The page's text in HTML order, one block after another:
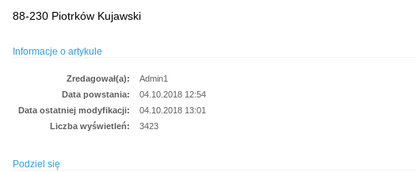
88-230 Piotrków Kujawski
Informacje o artykule
Zredagował(a):
Admin1
Data powstania:
04.10.2018 12:54
Data ostatniej modyfikacji:
04.10.2018 13:01
Liczba wyświetleń:
3423
Podziel się